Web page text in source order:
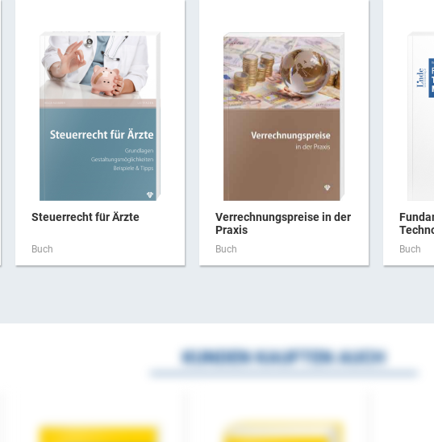
Steuerrecht für Ärzte
Buch
Verrechnungspreise in der
Praxis
Buch Buch
KUNDEN KAUFTEN AUCH